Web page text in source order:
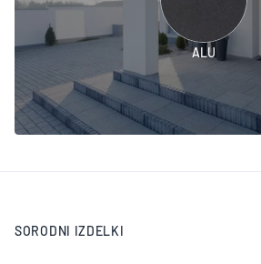
ALU
SORODNI IZDELKI